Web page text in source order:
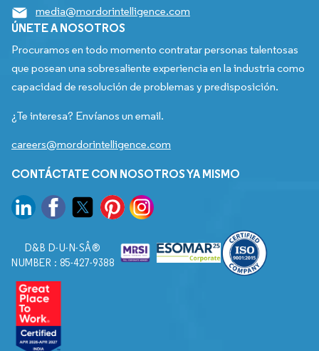
media@mordorintelligence.com
ÚNETE A NOSOTROS
Procuramos en todo momento contratar personas talentosas
que posean una sobresaliente experiencia en la industria como
capacidad de resolución de problemas y predisposición.
¿Te interesa? Envíanos un email.
careers@mordorintelligence.com
CONTÁCTATE CON NOSOTROS YA MISMO
D&B D-U-N-SÂ®
NUMBER : 85-427-9388